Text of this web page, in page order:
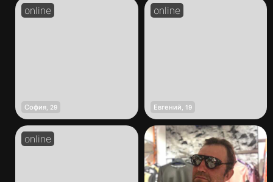
София 29 Евгений 19